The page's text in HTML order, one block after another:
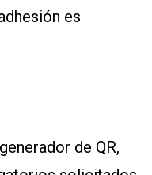
es
de QR,